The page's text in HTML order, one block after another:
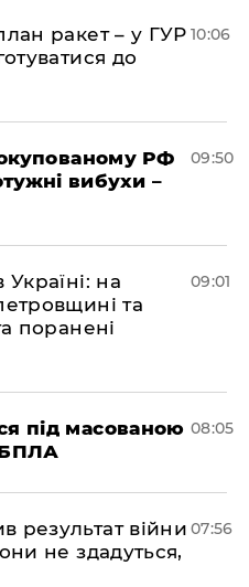
ракет – у ГУР
до
10:06
РФ
вибухи –
09:50
на
та
поранені
09:01
під масованою
БПЛА
08:05
війни
не здадуться,
07:56